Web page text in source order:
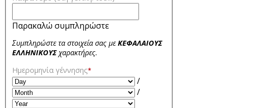
Παρακαλώ συμπληρώστε
Συμπληρώστε τα στοιχεία σας μεΚΕΦΑΛΑΙΟΥΣ
ΕΛΛΗΝΙΚΟΥΣχαρακτήρες.
Ημερομηνία γέννησης*
/
/